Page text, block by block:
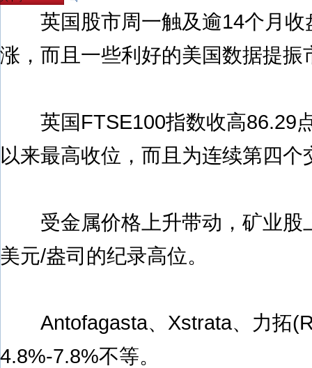
英国股市周一触及逾14个月收
涨，而且一些利好的美国数据提振
英国FTSE100指数收高86.29点
以来最高收位，而且为连续第四个
受金属价格上升带动，矿业股
美元/盎司的纪录高位。
Antofagasta、Xstrata、力拓
4.8%-7.8%不等。